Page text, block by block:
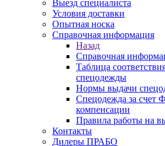
Выезд специалиста
Условия доставки
Опытная носка
Справочная информация
Назад
Справочная
Таблица
спецодежды
Нормы выдачи
Спецодежда за счет
компенсации
Правила работы на
Контакты
Дилеры ПРАБО